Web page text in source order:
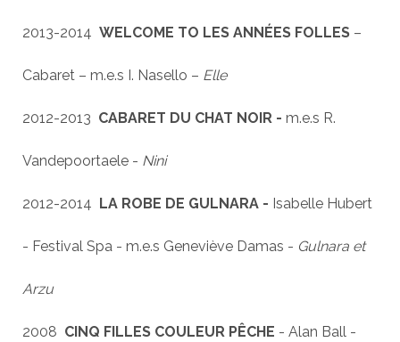
2013-2014 WELCOME TO LES ANNÉES FOLLES –
Cabaret – m.e.s I. Nasello – Elle
2012-2013 CABARET DU CHAT NOIR - m.e.s R.
Vandepoortaele - Nini
2012-2014 LA ROBE DE GULNARA - Isabelle Hubert
- Festival Spa - m.e.s Geneviève Damas - Gulnara et
Arzu
2008 CINQ FILLES COULEUR PÊCHE - Alan Ball -